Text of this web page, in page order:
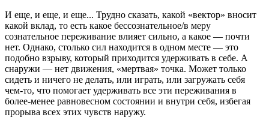
И еще, и еще, и еще... Трудно сказать, какой «вектор» вносит
какой вклад, то есть какое бессознательное/в меру
сознательное переживание влияет сильно, а какое — почти
нет. Однако, столько сил находится в одном месте — это
подобно взрыву, который приходится удерживать в себе. А
снаружи — нет движения, «мертвая» точка. Может только
сидеть и ничего не делать, или играть, или загружать себя
чем-то, что помогает удерживать все эти переживания в
более-менее равновесном состоянии и внутри себя, избегая
прорыва всех этих чувств наружу.